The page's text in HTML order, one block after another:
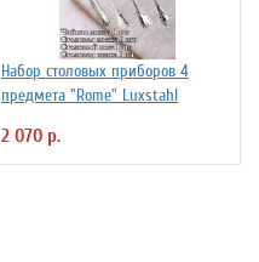
Набор столовых приборов 4
предмета "Rome" Luxstahl
2 070 р.